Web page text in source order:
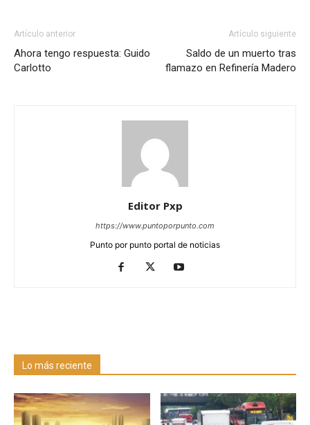
Artículo anterior
Ahora tengo respuesta: Guido
Carlotto
Artículo siguiente
Saldo de un muerto tras
flamazo en Refinería Madero
Editor Pxp
https://www.puntoporpunto.com
Punto por punto portal de noticias
Lo más reciente